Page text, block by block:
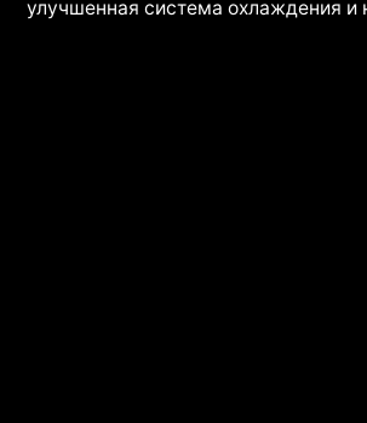
улучшенная система охлаждения и